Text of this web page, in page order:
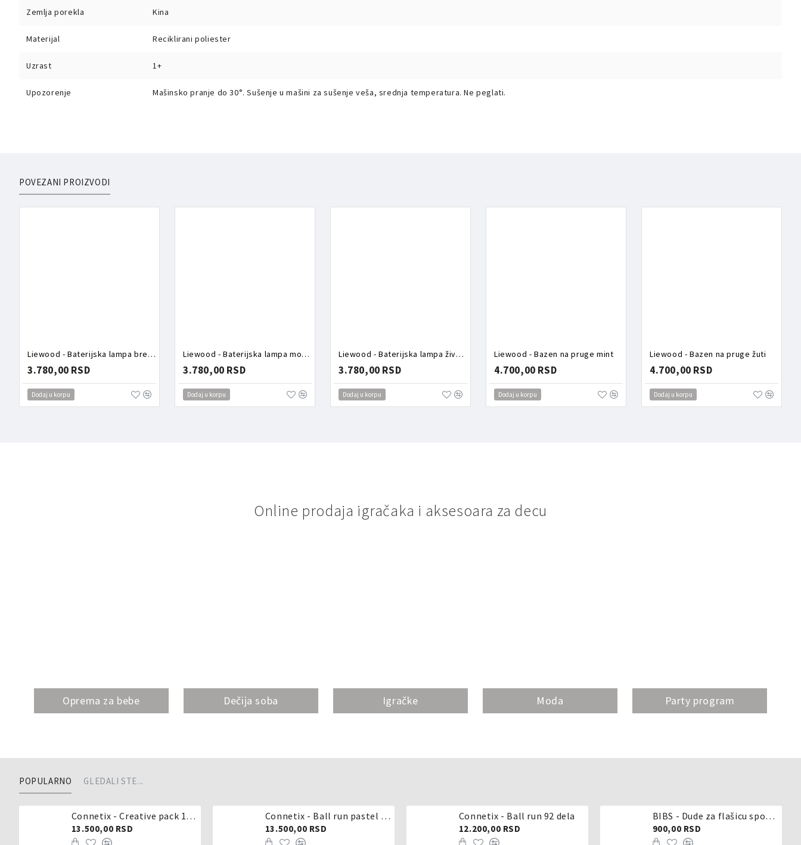
Zemlja porekla Kina
Materijal Reciklirani poliester
Uzrast 1+
Upozorenje Mašinsko pranje do 30°. Sušenje u mašini za sušenje veša, srednja temperatura. Ne peglati.
POVEZANI PROIZVODI
Liewood - Baterijska lampa breskvice
3.780,00 RSD
Dodaj u korpu
Liewood - Baterijska lampa morski svet
3.780,00 RSD
Dodaj u korpu
Liewood - Baterijska lampa životinje
3.780,00 RSD
Dodaj u korpu
Liewood - Bazen na pruge mint
4.700,00 RSD
Dodaj u korpu
Liewood - Bazen na pruge žuti
4.700,00 RSD
Dodaj u korpu
Online prodaja igračaka i aksesoara za decu
Oprema za bebe Dečija soba Igračke Moda Party program
POPULARNO GLEDALI STE...
Connetix - Creative pack 102 dela
13.500,00 RSD
Connetix - Ball run pastel 106 delova
13.500,00 RSD
Connetix - Ball run 92 dela
12.200,00 RSD
BIBS - Dude za flašicu sporijeg, srednjeg ili brzog protoka - silikon
900,00 RSD